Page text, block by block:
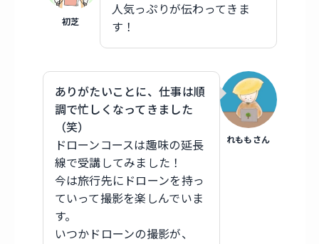
初芝
人気っぷりが伝わってきま
す！
れももさん
ありがたいことに、仕事は順
調で忙しくなってきました
（笑）
ドローンコースは趣味の延長
線で受講してみました！
今は旅行先にドローンを持っ
ていって撮影を楽しんでいま
す。
いつかドローンの撮影が、